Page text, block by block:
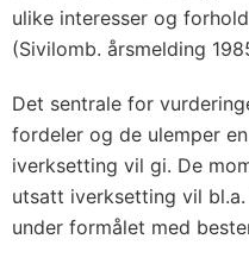
ulike interesser og
(Sivilomb. årsmelding
Det sentrale for
fordeler og de ulemper
iverksetting vil gi. De
utsatt iverksetting vil
under formålet med